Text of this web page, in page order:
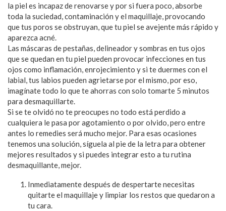
la piel es incapaz de renovarse y por si fuera poco, absorbe
toda la suciedad, contaminación y el maquillaje, provocando
que tus poros se obstruyan, que tu piel se avejente más rápido y
aparezca acné.
Las máscaras de pestañas, delineador y sombras en tus ojos
que se quedan en tu piel pueden provocar infecciones en tus
ojos como inflamación, enrojecimiento y si te duermes con el
labial, tus labios pueden agrietarse por el mismo, por eso,
imagínate todo lo que te ahorras con solo tomarte 5 minutos
para desmaquillarte.
Si se te olvidó no te preocupes no todo está perdido a
cualquiera le pasa por agotamiento o por olvido, pero entre
antes lo remedies será mucho mejor. Para esas ocasiones
tenemos una solución, síguela al pie de la letra para obtener
mejores resultados y si puedes integrar esto a tu rutina
desmaquillante, mejor.
Inmediatamente después de despertarte necesitas
quitarte el maquillaje y limpiar los restos que quedaron a
tu cara.